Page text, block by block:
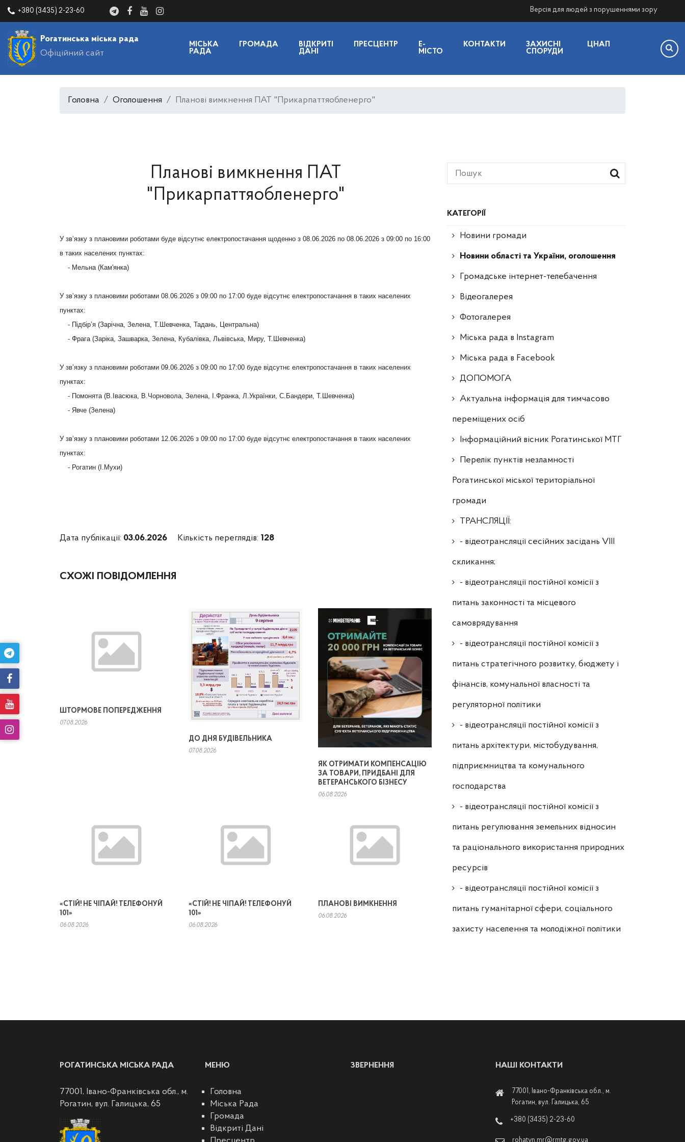
+380 (3435) 2-23-60 Версія для людей з порушеннями зору
Рогатинська міська рада
Офіційний сайт
МІСЬКА
РАДА
ГРОМАДА
ВІДКРИТІ
ДАНІ
ПРЕСЦЕНТР
E-
МІСТО
КОНТАКТИ
ЗАХИСНІ
СПОРУДИ
ЦНАП
Головна Оголошення Планові вимкнення ПАТ "Прикарпаттяобленерго"
КАТЕГОРІЇ
Новини громади
Новини області та України, оголошення
Громадське інтернет-телебачення
Відеогалерея
Фотогалерея
Міська рада в Instagram
Міська рада в Facebook
ДОПОМОГА
Актуальна інформація для тимчасово
переміщених осіб
Інформаційний вісник Рогатинської МТГ
Перелік пунктів незламності
Рогатинської міської територіальної
громади
ТРАНСЛЯЦІЇ:
- відеотрансляції сесійних засідань VIII
скликання;
- відеотрансляції постійної комісії з
питань законності та місцевого
самоврядування
- відеотрансляції постійної комісії з
питань стратегічного розвитку, бюджету і
фінансів, комунальної власності та
регуляторної політики
- відеотрансляції постійної комісії з
питань архітектури, містобудування,
підприємництва та комунального
господарства
- відеотрансляції постійної комісії з
питань регулювання земельних відносин
та раціонального використання природних
ресурсів
- відеотрансляції постійної комісії з
питань гуманітарної сфери, соціального
захисту населення та молодіжної політики
Планові вимкнення ПАТ
"Прикарпаттяобленерго"
У зв’язку з плановими роботами буде відсутнє електропостачання щоденно з 08.06.2026 по 08.06.2026 з 09:00 по 16:00
в таких населених пунктах:
- Мельна (Кам'янка)
У зв’язку з плановими роботами 08.06.2026 з 09:00 по 17:00 буде відсутнє електропостачання в таких населених
пунктах:
- Підбір’я (Зарічна, Зелена, Т.Шевченка, Тадань, Центральна)
- Фрага (Заріка, Зашварка, Зелена, Кубалівка, Львівська, Миру, Т.Шевченка)
У зв’язку з плановими роботами 09.06.2026 з 09:00 по 17:00 буде відсутнє електропостачання в таких населених
пунктах:
- Помонята (В.Івасюка, В.Чорновола, Зелена, І.Франка, Л.Українки, С.Бандери, Т.Шевченка)
- Явче (Зелена)
У зв’язку з плановими роботами 12.06.2026 з 09:00 по 17:00 буде відсутнє електропостачання в таких населених
пунктах:
- Рогатин (І.Мухи)
Дата публікації: 03.06.2026 Кількість переглядів: 128
СХОЖІ ПОВІДОМЛЕННЯ
ШТОРМОВЕ ПОПЕРЕДЖЕННЯ
07.08.2026
ДО ДНЯ БУДІВЕЛЬНИКА
07.08.2026
ЯК ОТРИМАТИ КОМПЕНСАЦІЮ
ЗА ТОВАРИ, ПРИДБАНІ ДЛЯ
ВЕТЕРАНСЬКОГО БІЗНЕСУ
06.08.2026
«СТІЙ! НЕ ЧІПАЙ! ТЕЛЕФОНУЙ
101»
06.08.2026
«СТІЙ! НЕ ЧІПАЙ! ТЕЛЕФОНУЙ
101»
06.08.2026
ПЛАНОВІ ВИМКНЕННЯ
06.08.2026
РОГАТИНСЬКА МІСЬКА РАДА
77001, Івано-Франківська обл., м.
Рогатин, вул. Галицька, 65
МЕНЮ
Головна
Міська Рада
Громада
Відкриті Дані
ЗВЕРНЕННЯ НАШІ КОНТАКТИ
77001, Івано-Франківська обл., м.
Рогатин, вул. Галицька, 65
+380 (3435) 2-23-60
rohatyn.mr@rmtg.gov.ua